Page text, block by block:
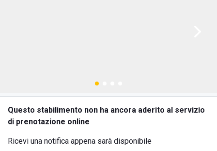
Questo stabilimento non ha ancora aderito al servizio
di prenotazione online
Ricevi una notifica appena sarà disponibile